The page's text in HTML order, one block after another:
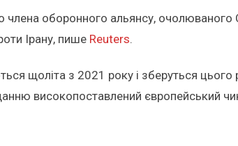
члена оборонного альянсу,
Ірану, пише Reuters.
щоліта з 2021 року і зберуться цього
високопоставлений європейський